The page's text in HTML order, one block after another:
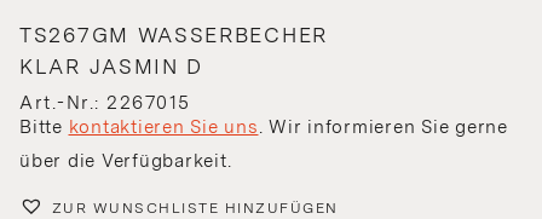
TS267GM WASSERBECHER
KLAR JASMIN D
Art.-Nr.: 2267015
Bitte kontaktieren Sie uns. Wir informieren Sie gerne
über die Verfügbarkeit.
ZUR WUNSCHLISTE HINZUFÜGEN